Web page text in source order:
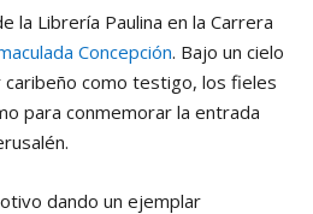
la Librería Paulina en la Carrera
Concepción. Bajo un cielo
como testigo, los fieles
para conmemorar la entrada
dando un ejemplar